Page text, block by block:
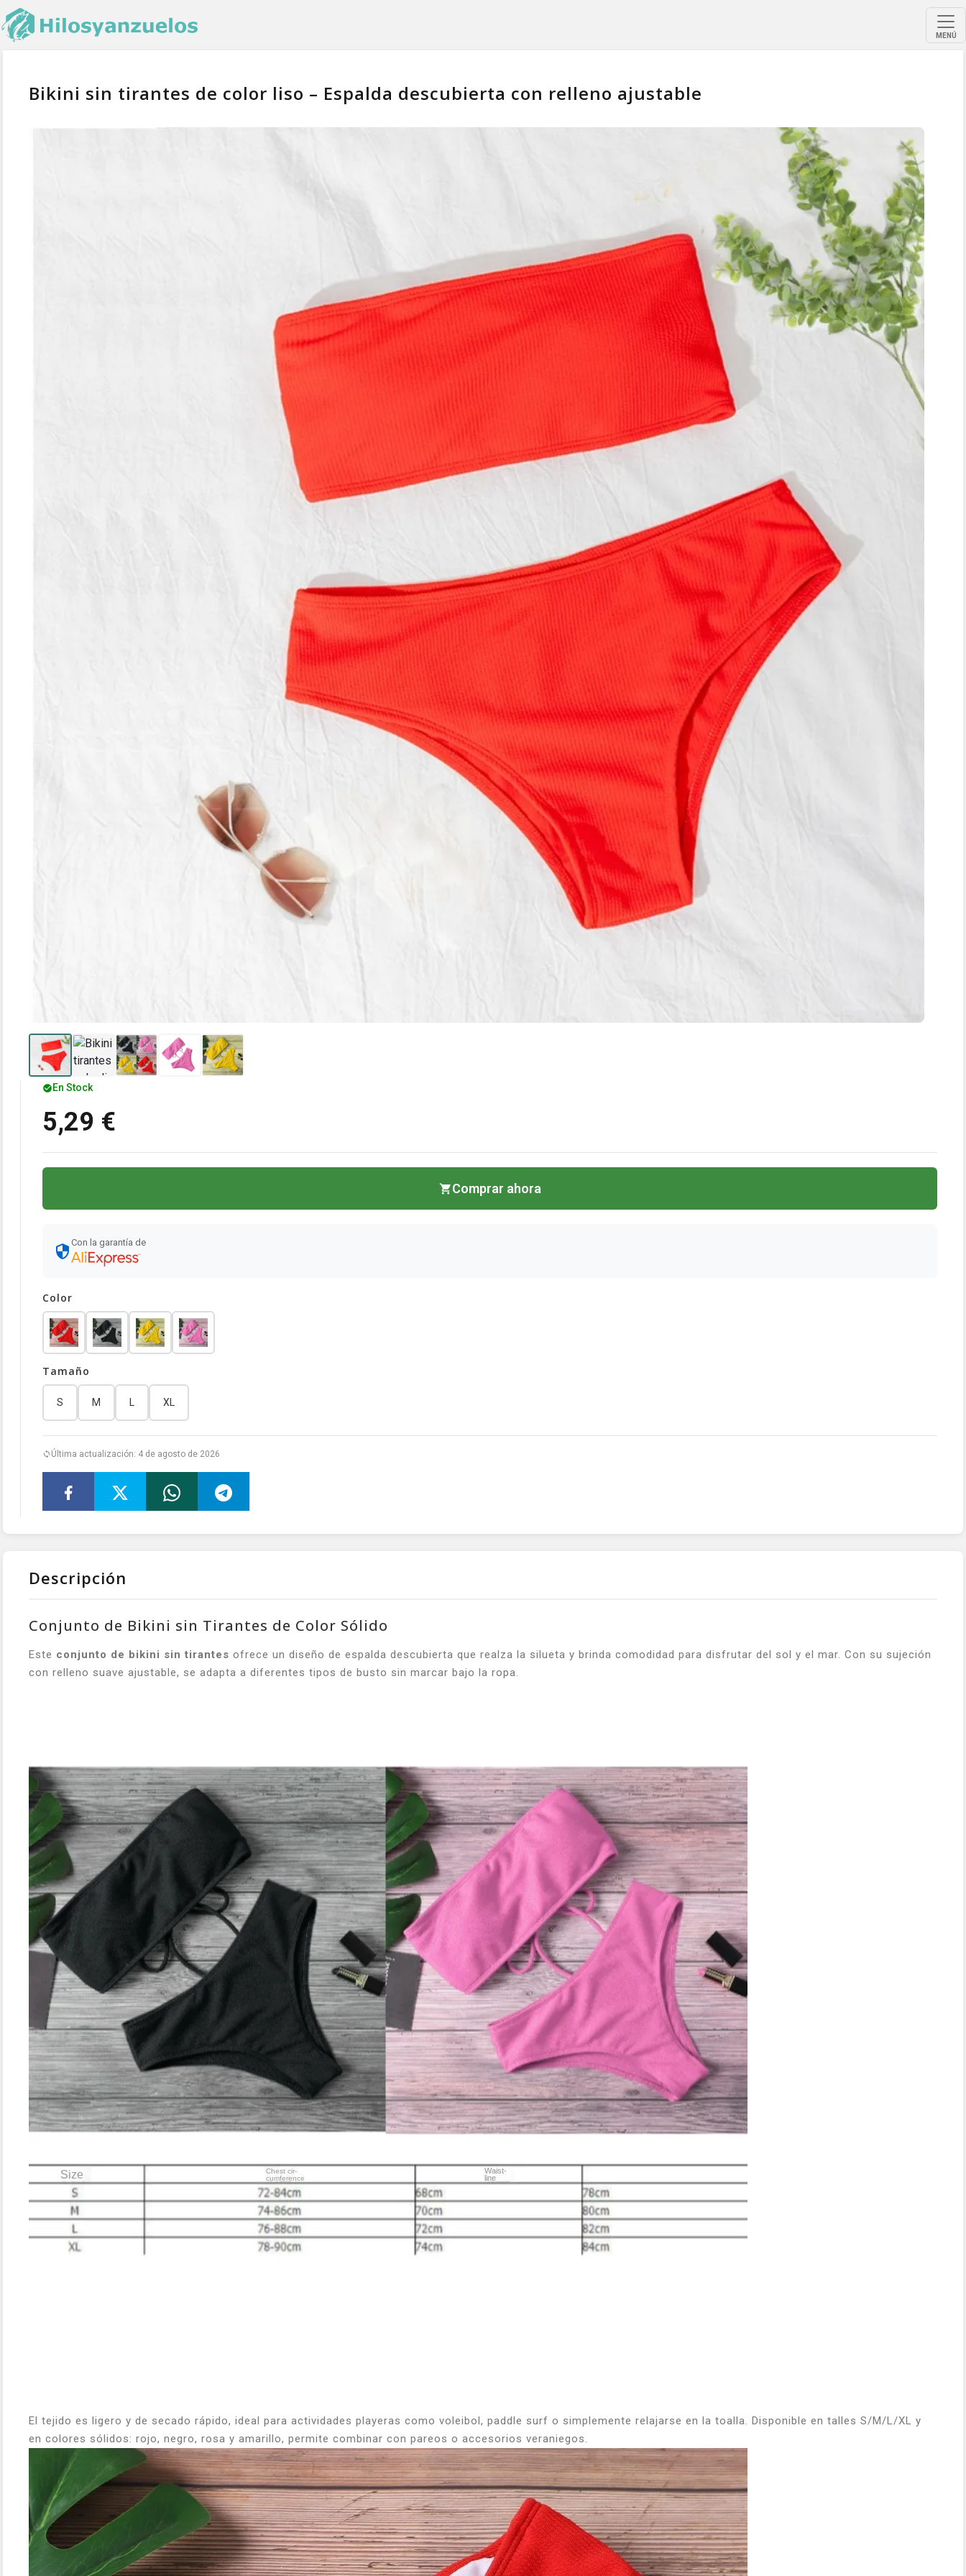
MENÚ
Bikini sin tirantes de color liso – Espalda descubierta con relleno ajustable
En Stock
5,29 €
Comprar ahora
Con la garantía de
Color
Tamaño
S M XL
Última actualización: 4 de agosto de 2026
Descripción
Conjunto de Bikini sin Tirantes de Color Sólido
Este conjunto de bikini sin tirantes ofrece un diseño de espalda descubierta que realza la silueta y brinda comodidad para disfrutar del sol y el mar. Con su sujeción
con relleno suave ajustable, se adapta a diferentes tipos de busto sin marcar bajo la ropa.
El tejido es ligero y de secado rápido, ideal para actividades playeras como voleibol, paddle surf o simplemente relajarse en la toalla. Disponible en talles S/M/L/XL y
en colores sólidos: rojo, negro, rosa y amarillo, permite combinar con pareos o accesorios veraniegos.